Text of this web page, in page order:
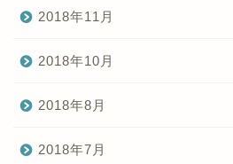
2018年11月
2018年10月
2018年8月
2018年7月